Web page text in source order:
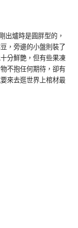
出爐時是圓胖型的，
，旁邊的小盤則裝了
分鮮艷，但有些果凍
不抱任何期待，卻有
來去逛世界上棺材最